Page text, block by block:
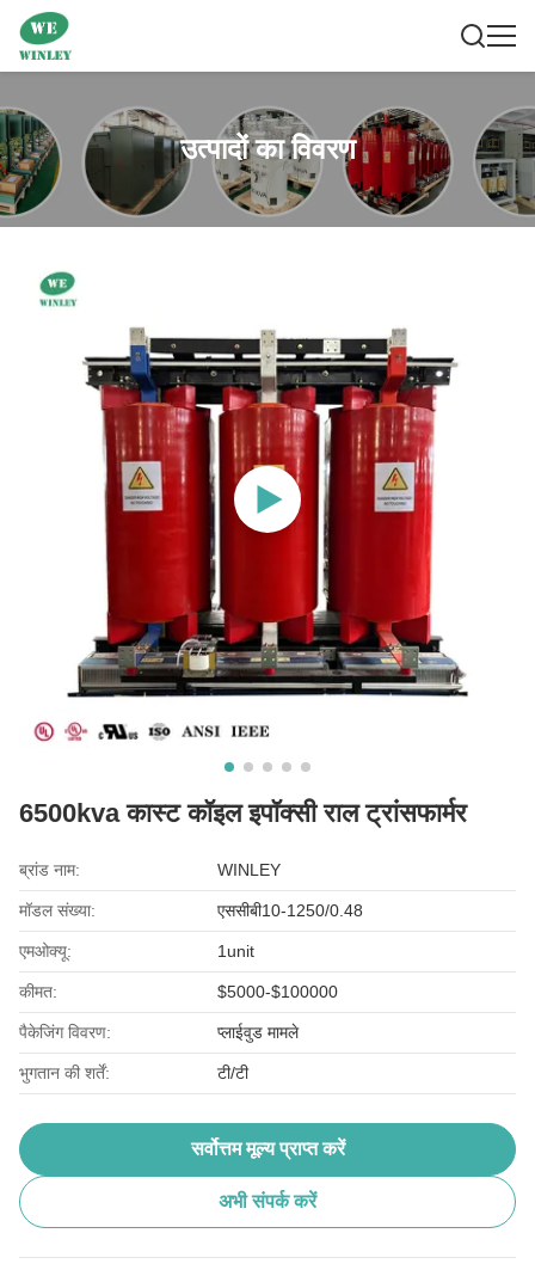
उत्पादों का विवरण
6500kva कास्ट कॉइल इपॉक्सी राल ट्रांसफार्मर
ब्रांड नाम: WINLEY
मॉडल संख्या: एससीबी10-1250/0.48
एमओक्यू: 1unit
कीमत: $5000-$100000
पैकेजिंग विवरण: प्लाईवुड मामले
भुगतान की शर्तें: टी/टी
सर्वोत्तम मूल्य प्राप्त करें
अभी संपर्क करें